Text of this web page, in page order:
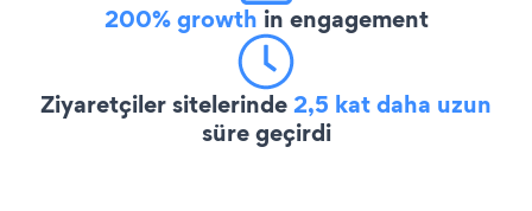
200% growth in engagement
Ziyaretçiler sitelerinde2,5 kat daha uzun
süre geçirdi